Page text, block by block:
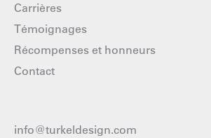
Carrières
Témoignages
Récompenses et honneurs
Contact
info@turkeldesign.com